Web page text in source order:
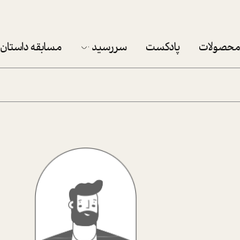
محصولات پادکست سررسید
پکيج نوروزي موفقيت
تقویم رومیزی
تقویم دیواری
مسابقه داستان